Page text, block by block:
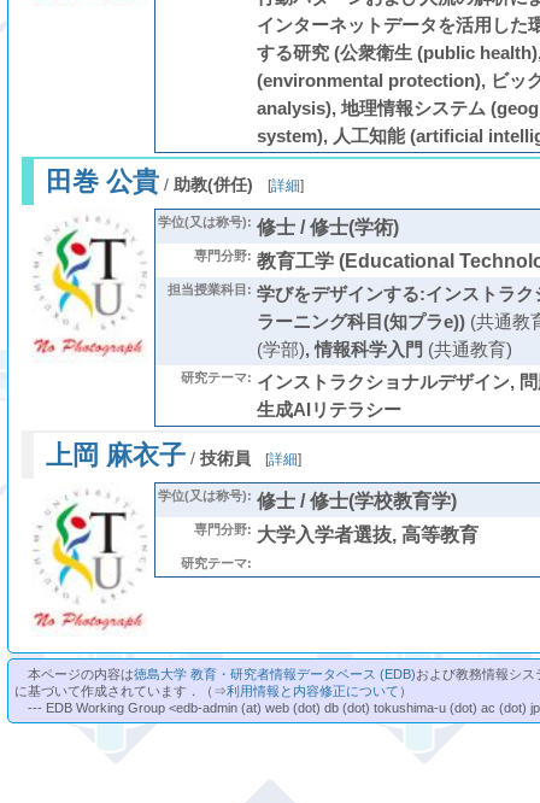
インターネットデータを活用した
する研究 (公衆衛生 (public
(environmental protection), ビッ
analysis), 地理情報システム
system), 人工知能 (artificial
田巻 公貴/ 助教(併任) [詳細]
学位(又は称号): 修士 / 修士(学術)
専門分野: 教育工学 (Educational
担当授業科目: 学びをデザインする:インストラ
ラーニング科目(知プラe))(共通教
(学部),情報科学入門 (共通教育)
研究テーマ: インストラクショナルデザイン,
生成AIリテラシー
上岡 麻衣子/ 技術員 [詳細]
学位(又は称号): 修士 / 修士(学校教育学)
専門分野: 大学入学者選抜, 高等教育
研究テーマ:
本ページの内容は徳島大学 教育・研究者情報データベース (EDB)および教務情報シ
に基づいて作成されています．（⇒利用情報と内容修正について ）
--- EDB Working Group <edb-admin (at) web (dot) db (dot) tokushima-u (dot) ac (dot)